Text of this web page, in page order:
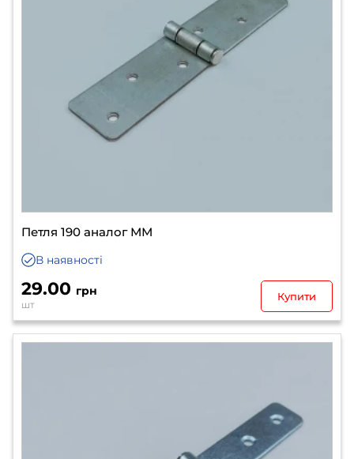
Петля 190 аналог ММ
В наявності
29.00 грн
шт
Купити